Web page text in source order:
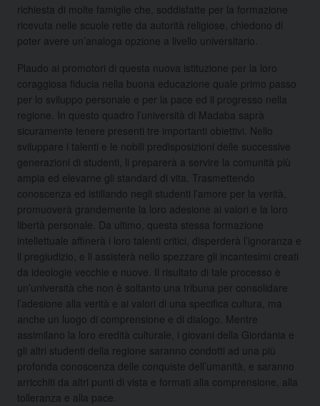
richiesta di molte famiglie che, soddisfatte per la formazione
ricevuta nelle scuole rette da autorità religiose, chiedono di
poter avere un’analoga opzione a livello universitario.
Plaudo ai promotori di questa nuova istituzione per la loro
coraggiosa fiducia nella buona educazione quale primo passo
per lo sviluppo personale e per la pace ed il progresso nella
regione. In questo quadro l’università di Madaba saprà
sicuramente tenere presenti tre importanti obiettivi. Nello
sviluppare i talenti e le nobili predisposizioni delle successive
generazioni di studenti, li preparerà a servire la comunità più
ampia ed elevarne gli standard di vita. Trasmettendo
conoscenza ed istillando negli studenti l’amore per la verità,
promuoverà grandemente la loro adesione ai valori e la loro
libertà personale. Da ultimo, questa stessa formazione
intellettuale affinerà i loro talenti critici, disperderà l’ignoranza e
il pregiudizio, e li assisterà nello spezzare gli incantesimi creati
da ideologie vecchie e nuove. Il risultato di tale processo è
un’università che non è soltanto una tribuna per consolidare
l’adesione alla verità e ai valori di una specifica cultura, ma
anche un luogo di comprensione e di dialogo. Mentre
assimilano la loro eredità culturale, i giovani della Giordania e
gli altri studenti della regione saranno condotti ad una più
profonda conoscenza delle conquiste dell’umanità, e saranno
arricchiti da altri punti di vista e formati alla comprensione, alla
tolleranza e alla pace.